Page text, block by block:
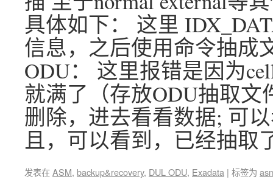
具体如下： 这里
信息，之后使用命令抽成
ODU： 这里报错是因为
就满了（存放ODU抽取文
删除，进去看看数据; 可
且，可以看到，已经抽取
发表在ASM, backup&recovery, DUL ODU, Exadata | 标签为